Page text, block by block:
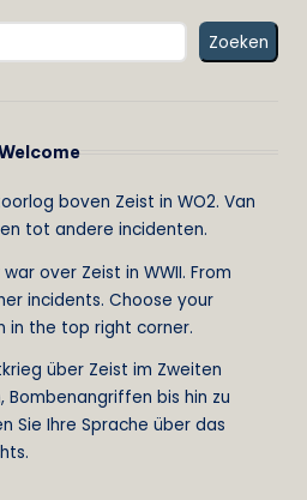
Zoeken
boven Zeist in WO2. Van
tot andere incidenten.
over Zeist in WWII. From
incidents. Choose your
in the top right corner.
über Zeist im Zweiten
Bombenangriffen bis hin zu
Sie Ihre Sprache über das